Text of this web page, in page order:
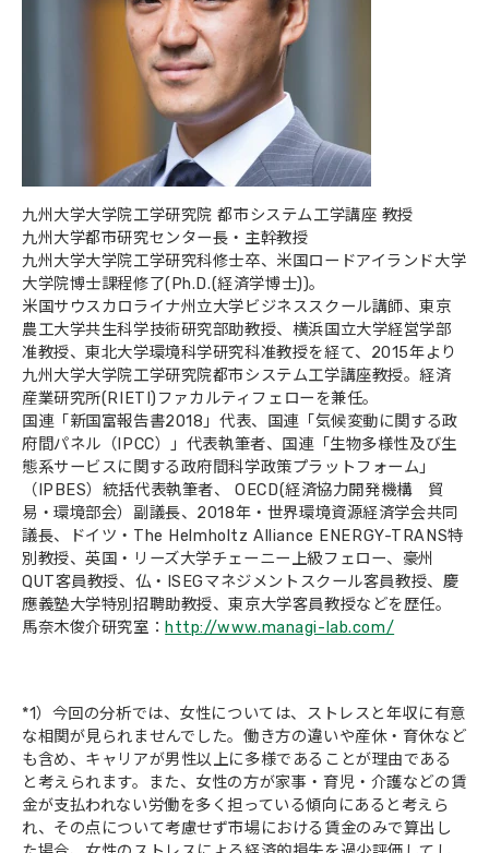
九州大学大学院工学研究院 都市システム工学講座 教授
九州大学都市研究センター長・主幹教授
九州大学大学院工学研究科修士卒、米国ロードアイランド大学
大学院博士課程修了(Ph.D.(経済学博士))。
米国サウスカロライナ州立大学ビジネススクール講師、東京
農工大学共生科学技術研究部助教授、横浜国立大学経営学部
准教授、東北大学環境科学研究科准教授を経て、2015年より
九州大学大学院工学研究院都市システム工学講座教授。経済
産業研究所(RIETI)ファカルティフェローを兼任。
国連「新国富報告書2018」代表、国連「気候変動に関する政
府間パネル（IPCC）」代表執筆者、国連「生物多様性及び生
態系サービスに関する政府間科学政策プラットフォーム」
（IPBES）統括代表執筆者、 OECD(経済協力開発機構 貿
易・環境部会）副議長、2018年・世界環境資源経済学会共同
議長、ドイツ・The Helmholtz Alliance ENERGY-TRANS特
別教授、英国・リーズ大学チェーニー上級フェロー、豪州
QUT客員教授、仏・ISEGマネジメントスクール客員教授、慶
應義塾大学特別招聘助教授、東京大学客員教授などを歴任。
馬奈木俊介研究室： http://www.managi-lab.com/
*1）今回の分析では、女性については、ストレスと年収に有意
な相関が見られませんでした。働き方の違いや産休・育休など
も含め、キャリアが男性以上に多様であることが理由である
と考えられます。また、女性の方が家事・育児・介護などの賃
金が支払われない労働を多く担っている傾向にあると考えら
れ、その点について考慮せず市場における賃金のみで算出し